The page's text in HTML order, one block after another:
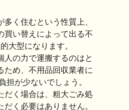
多く住むという性質上、
買い替えによって出る不
大型になります。
人の力で運搬するのはと
ため、不用品回収業者に
担が少ないでしょう。
だく場合は、粗大ごみ処
く必要はありません。